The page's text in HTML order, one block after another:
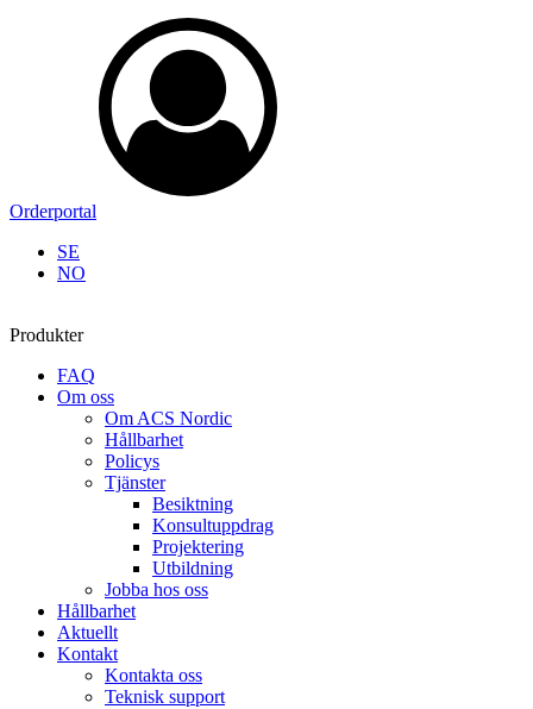
Orderportal
SE
NO
Produkter
FAQ
Om oss
Om ACS Nordic
Hållbarhet
Policys
Tjänster
Besiktning
Konsultuppdrag
Projektering
Utbildning
Jobba hos oss
Hållbarhet
Aktuellt
Kontakt
Kontakta oss
Teknisk support